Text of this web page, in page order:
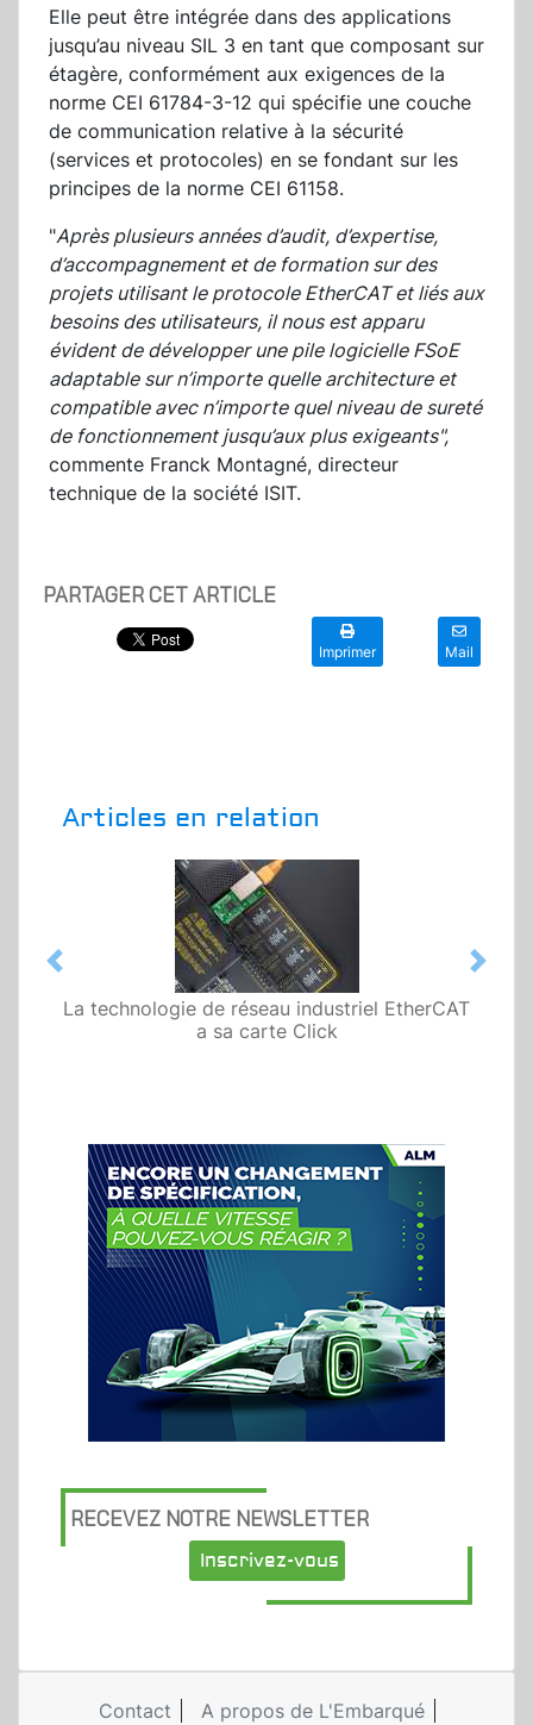
Elle peut être intégrée dans des applications
jusqu’au niveau SIL 3 en tant que composant sur
étagère, conformément aux exigences de la
norme CEI 61784-3-12 qui spécifie une couche
de communication relative à la sécurité
(services et protocoles) en se fondant sur les
principes de la norme CEI 61158.
"Après plusieurs années d’audit, d’expertise,
d’accompagnement et de formation sur des
projets utilisant le protocole EtherCAT et liés aux
besoins des utilisateurs, il nous est apparu
évident de développer une pile logicielle FSoE
adaptable sur n’importe quelle architecture et
compatible avec n’importe quel niveau de sureté
de fonctionnement jusqu’aux plus exigeants",
commente Franck Montagné, directeur
technique de la société ISIT.
PARTAGER CET ARTICLE
Imprimer Mail
Articles en relation
La technologie de réseau industriel EtherCAT
a sa carte Click
Previous Next
RECEVEZ NOTRE NEWSLETTER
Inscrivez-vous
Contact A propos de L'Embarqué